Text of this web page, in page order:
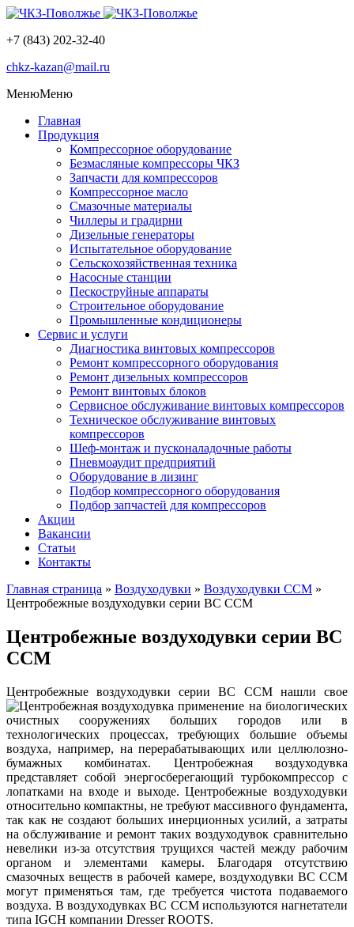
+7 (843) 202-32-40
chkz-kazan@mail.ru
МенюМеню
Главная
Продукция
Компрессорное оборудование
Безмасляные компрессоры ЧКЗ
Запчасти для компрессоров
Компрессорное масло
Смазочные материалы
Чиллеры и градирни
Дизельные генераторы
Испытательное оборудование
Сельскохозяйственная техника
Насосные станции
Пескоструйные аппараты
Строительное оборудование
Промышленные кондиционеры
Сервис и услуги
Диагностика винтовых компрессоров
Ремонт компрессорного оборудования
Ремонт дизельных компрессоров
Ремонт винтовых блоков
Сервисное обслуживание винтовых компрессоров
Техническое обслуживание винтовых
компрессоров
Шеф-монтаж и пусконаладочные работы
Пневмоаудит предприятий
Оборудование в лизинг
Подбор компрессорного оборудования
Подбор запчастей для компрессоров
Акции
Вакансии
Статьи
Контакты
Главная страница » Воздуходувки » Воздуходувки ССМ »
Центробежные воздуходувки серии ВС ССМ
Центробежные воздуходувки серии ВС
ССМ
Центробежные воздуходувки серии ВС ССМ нашли свое
применение на биологических
очистных сооружениях больших городов или в
технологических процессах, требующих большие объемы
воздуха, например, на перерабатывающих или целлюлозно-
бумажных комбинатах. Центробежная воздуходувка
представляет собой энергосберегающий турбокомпрессор с
лопатками на входе и выходе. Центробежные воздуходувки
относительно компактны, не требуют массивного фундамента,
так как не создают больших инерционных усилий, а затраты
на обслуживание и ремонт таких воздуходувок сравнительно
невелики из-за отсутствия трущихся частей между рабочим
органом и элементами камеры. Благодаря отсутствию
смазочных веществ в рабочей камере, воздуходувки ВС ССМ
могут применяться там, где требуется чистота подаваемого
воздуха. В воздуходувках ВС ССМ используются нагнетатели
типа IGCH компании Dresser ROOTS.